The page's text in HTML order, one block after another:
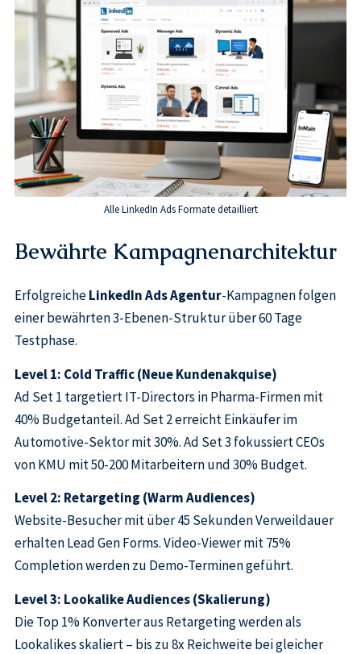
Alle LinkedIn Ads Formate detailliert
Bewährte Kampagnenarchitektur
ErfolgreicheLinkedIn Ads Agentur-Kampagnen folgen
einer bewährten 3-Ebenen-Struktur über 60 Tage
Testphase.
Level 1: Cold Traffic (Neue Kundenakquise)
Ad Set 1 targetiert IT-Directors in Pharma-Firmen mit
40% Budgetanteil. Ad Set 2 erreicht Einkäufer im
Automotive-Sektor mit 30%. Ad Set 3 fokussiert CEOs
von KMU mit 50-200 Mitarbeitern und 30% Budget.
Level 2: Retargeting (Warm Audiences)
Website-Besucher mit über 45 Sekunden Verweildauer
erhalten Lead Gen Forms. Video-Viewer mit 75%
Completion werden zu Demo-Terminen geführt.
Level 3: Lookalike Audiences (Skalierung)
Die Top 1% Konverter aus Retargeting werden als
Lookalikes skaliert – bis zu 8x Reichweite bei gleicher